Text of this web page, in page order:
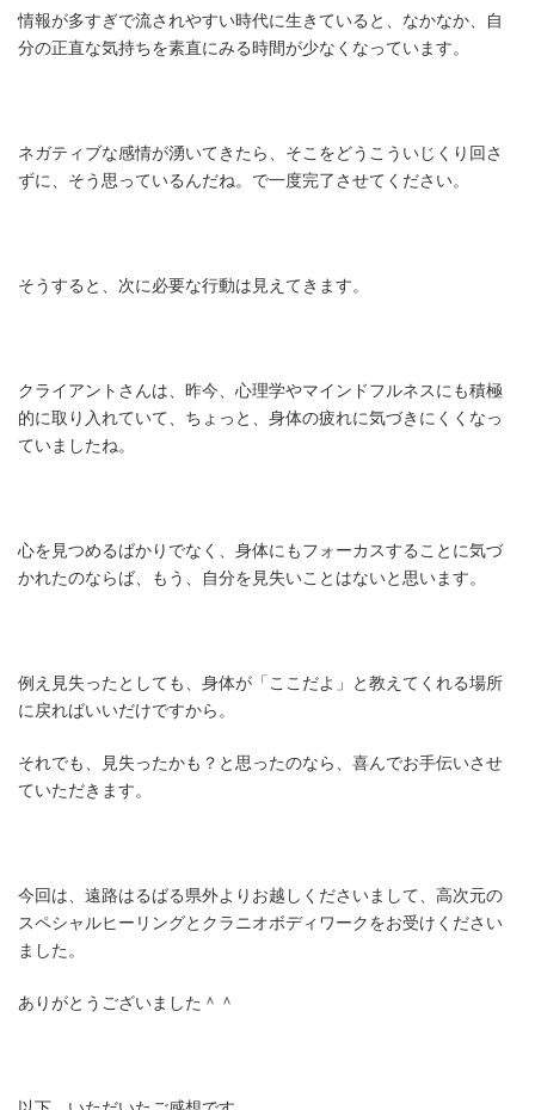
情報が多すぎで流されやすい時代に生きていると、なかなか、自
分の正直な気持ちを素直にみる時間が少なくなっています。
ネガティブな感情が湧いてきたら、そこをどうこういじくり回さ
ずに、そう思っているんだね。で一度完了させてください。
そうすると、次に必要な行動は見えてきます。
クライアントさんは、昨今、心理学やマインドフルネスにも積極
的に取り入れていて、ちょっと、身体の疲れに気づきにくくなっ
ていましたね。
心を見つめるばかりでなく、身体にもフォーカスすることに気づ
かれたのならば、もう、自分を見失いことはないと思います。
例え見失ったとしても、身体が「ここだよ」と教えてくれる場所
に戻ればいいだけですから。
それでも、見失ったかも？と思ったのなら、喜んでお手伝いさせ
ていただきます。
今回は、遠路はるばる県外よりお越しくださいまして、高次元の
スペシャルヒーリングとクラニオボディワークをお受けください
ました。
ありがとうございました＾＾